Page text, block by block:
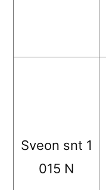
Sveon snt 1
015 N